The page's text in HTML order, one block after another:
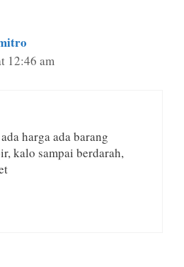
12:46 am
harga ada barang
kalo sampai berdarah,